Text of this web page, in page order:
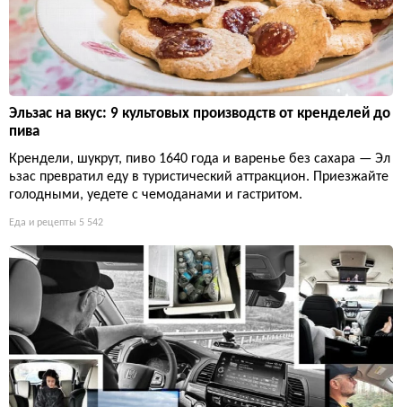
Эльзас на вкус: 9 культовых производств от кренделей до
пива
Крендели, шукрут, пиво 1640 года и варенье без сахара — Эл
ьзас превратил еду в туристический аттракцион. Приезжайте
голодными, уедете с чемоданами и гастритом.
Еда и рецепты 5 542